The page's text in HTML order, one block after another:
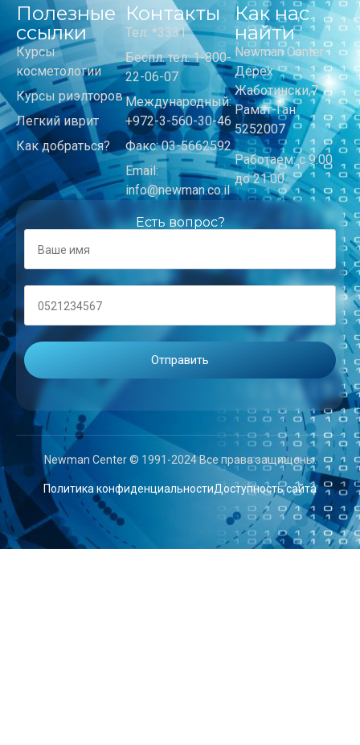
Полезные
ссылки
Курсы
косметологии
Курсы риэлторов
Легкий иврит
Как добраться?
Контакты
Тел: *3331
Беспл. тел: 1-800-
22-06-07
Международный:
+972-3-560-30-46
Факс: 03-5662592
Email:
info@newman.co.il
Как нас
найти
Newman Center
Дерех
Жаботински,7
Рамат-Ган
5252007
Работаем: с 9:00
до 21:00
Есть вопрос?
Newman Center © 1991-2024 Все права защищены.
Политика конфиденциальностиДоступность сайта